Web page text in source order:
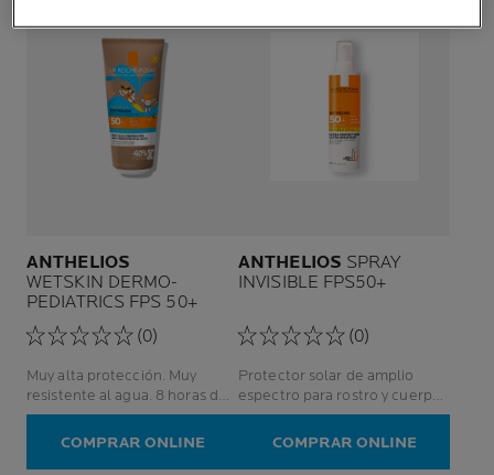
ANTHELIOS
WETSKIN DERMO-
PEDIATRICS FPS 50+
(0)
Muy alta protección. Muy
resistente al agua. 8 horas de
hidratación.
COMPRAR ONLINE
ANTHELIOS SPRAY
INVISIBLE FPS50+
(0)
Protector solar de amplio
espectro para rostro y cuerpo.
Para todo tipo de piel,
inclusive pieles sensibles
COMPRAR ONLINE